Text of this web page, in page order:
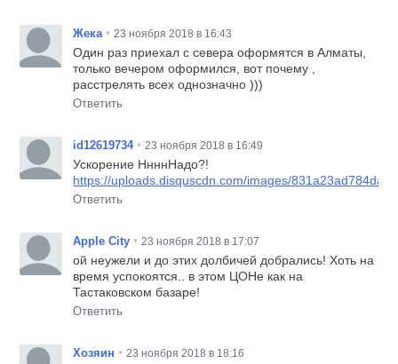
Жека • 23 ноября 2018 в 16:43
Один раз приехал с севера оформятся в Алматы,
только вечером оформился, вот почему ,
расстрелять всех однозначно )))
Ответить
id12619734 • 23 ноября 2018 в 16:49
Ускорение НнннНадо?!
https://uploads.disquscdn.com/images/
Ответить
Apple City • 23 ноября 2018 в 17:07
ой неужели и до этих долбичей добрались! Хоть на
время успокоятся.. в этом ЦОНе как на
Тастаковском базаре!
Ответить
Хозяин • 23 ноября 2018 в 18:16